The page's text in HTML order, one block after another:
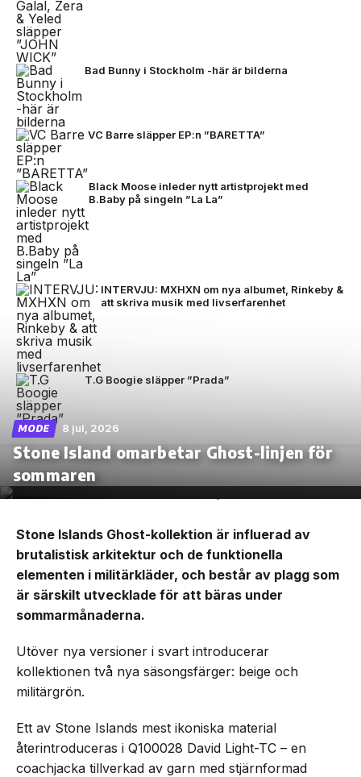
Bad Bunny i Stockholm -här är bilderna
VC Barre släpper EP:n ”BARETTA”
Black Moose inleder nytt artistprojekt med
B.Baby på singeln ”La La”
INTERVJU: MXHXN om nya albumet, Rinkeby &
att skriva musik med livserfarenhet
T.G Boogie släpper ”Prada”
MODE 8 jul, 2026
Stone Island omarbetar Ghost-linjen för
sommaren
Stone Islands Ghost-kollektion är influerad av
brutalistisk arkitektur och de funktionella
elementen i militärkläder, och består av plagg som
är särskilt utvecklade för att bäras under
sommarmånaderna.
Utöver nya versioner i svart introducerar
kollektionen två nya säsongsfärger: beige och
militärgrön.
Ett av Stone Islands mest ikoniska material
återintroduceras i Q100028 David Light-TC – en
coachjacka tillverkad av garn med stjärnformad